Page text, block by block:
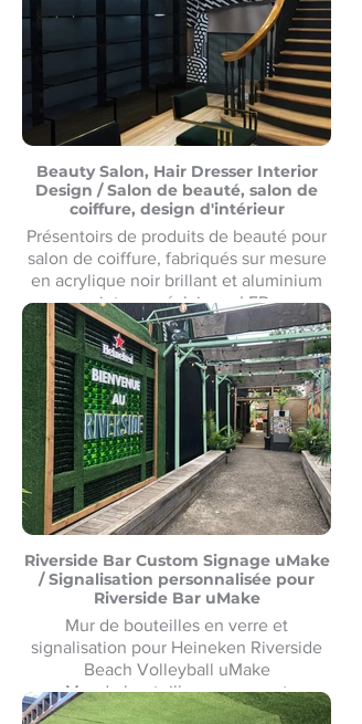
Beauty Salon, Hair Dresser Interior
Design / Salon de beauté, salon de
coiffure, design d'intérieur
Présentoirs de produits de beauté pour
salon de coiffure, fabriqués sur mesure
en acrylique noir brillant et aluminium
peint avec éclairage LED.
Présentoirs de produits de beauté pour
salon de coiffure Fabriqué sur mesure
en acrylique noir brillant et aluminium
peint avec éclairage LED
Riverside Bar Custom Signage uMake
/ Signalisation personnalisée pour
Riverside Bar uMake
Mur de bouteilles en verre et
signalisation pour Heineken Riverside
Beach Volleyball uMake
Mur de bouteilles en verre et
signalétique pour le Heineken Riverside